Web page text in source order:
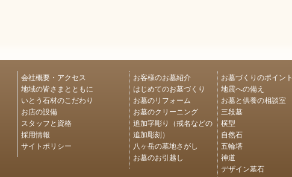
会社概要・アクセス
地域の皆さまとともに
いとう石材のこだわり
お店の設備
スタッフと資格
採用情報
サイトポリシー
お客様のお墓紹介
はじめてのお墓づくり
お墓のリフォーム
お墓のクリーニング
追加字彫り（戒名などの
追加彫刻）
八ヶ岳の墓地さがし
お墓のお引越し
お墓づくりのポイント
地震への備え
お墓と供養の相談室
三段墓
横型
自然石
五輪塔
神道
デザイン墓石